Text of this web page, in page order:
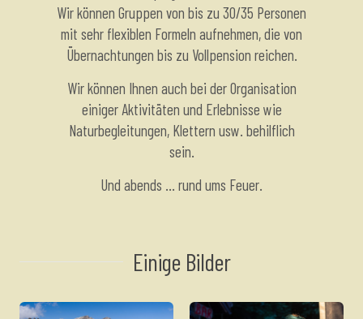
Wir können Gruppen von bis zu 30/35 Personen
mit sehr flexiblen Formeln aufnehmen, die von
Übernachtungen bis zu Vollpension reichen.
Wir können Ihnen auch bei der Organisation
einiger Aktivitäten und Erlebnisse wie
Naturbegleitungen, Klettern usw. behilflich
sein.
Und abends ... rund ums Feuer.
Einige Bilder